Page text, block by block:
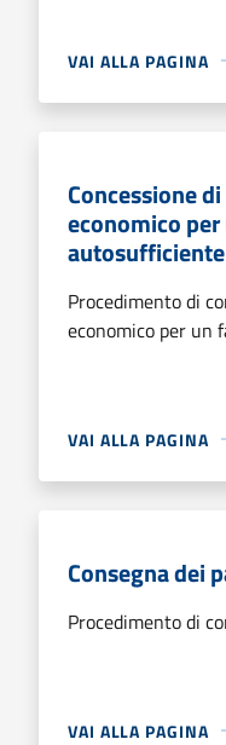
VAI ALLA PAGINA
Concessione
economico
autosufficiente
Procedimento di
economico per un
VAI ALLA PAGINA
Consegna dei
Procedimento di
VAI ALLA PAGINA